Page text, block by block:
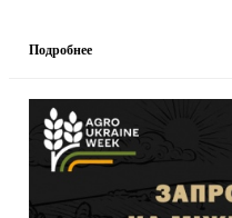
Подробнее